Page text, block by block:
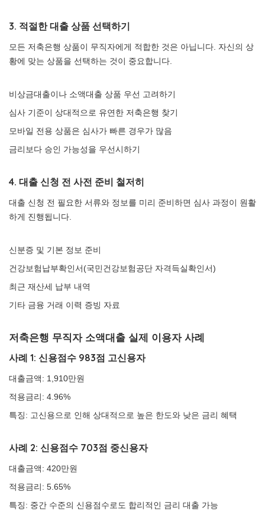
3. 적절한 대출 상품 선택하기
모든 저축은행 상품이 무직자에게 적합한 것은 아닙니다. 자신의 상
황에 맞는 상품을 선택하는 것이 중요합니다.
비상금대출이나 소액대출 상품 우선 고려하기
심사 기준이 상대적으로 유연한 저축은행 찾기
모바일 전용 상품은 심사가 빠른 경우가 많음
금리보다 승인 가능성을 우선시하기
4. 대출 신청 전 사전 준비 철저히
대출 신청 전 필요한 서류와 정보를 미리 준비하면 심사 과정이 원활
하게 진행됩니다.
신분증 및 기본 정보 준비
건강보험납부확인서(국민건강보험공단 자격득실확인서)
최근 재산세 납부 내역
기타 금융 거래 이력 증빙 자료
저축은행 무직자 소액대출 실제 이용자 사례
사례 1: 신용점수 983점 고신용자
대출금액: 1,910만원
적용금리: 4.96%
특징: 고신용으로 인해 상대적으로 높은 한도와 낮은 금리 혜택
사례 2: 신용점수 703점 중신용자
대출금액: 420만원
적용금리: 5.65%
특징: 중간 수준의 신용점수로도 합리적인 금리 대출 가능